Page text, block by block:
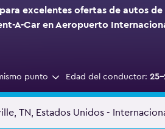
excelentes ofertas de autos
A-Car en Aeropuerto
punto Edad del conductor: 25-